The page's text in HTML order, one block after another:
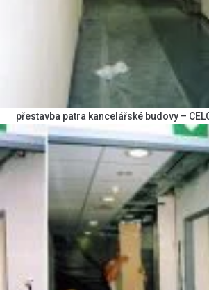
přestavba patra kancelářské budovy –